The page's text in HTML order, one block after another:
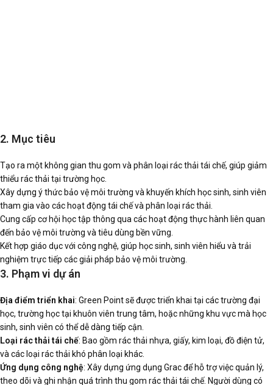
2. Mục tiêu
Tạo ra một không gian thu gom và phân loại rác thải tái chế, giúp giảm
thiểu rác thải tại trường học.
Xây dựng ý thức bảo vệ môi trường và khuyến khích học sinh, sinh viên
tham gia vào các hoạt động tái chế và phân loại rác thải.
Cung cấp cơ hội học tập thông qua các hoạt động thực hành liên quan
đến bảo vệ môi trường và tiêu dùng bền vững.
Kết hợp giáo dục với công nghệ, giúp học sinh, sinh viên hiểu và trải
nghiệm trực tiếp các giải pháp bảo vệ môi trường.
3. Phạm vi dự án
Địa điểm triển khai: Green Point sẽ được triển khai tại các trường đại
học, trường học tại khuôn viên trung tâm, hoặc những khu vực mà học
sinh, sinh viên có thể dễ dàng tiếp cận.
Loại rác thải tái chế: Bao gồm rác thải nhựa, giấy, kim loại, đồ điện tử,
và các loại rác thải khó phân loại khác.
Ứng dụng công nghệ: Xây dựng ứng dụng Grac để hỗ trợ việc quản lý,
theo dõi và ghi nhận quá trình thu gom rác thải tái chế. Người dùng có